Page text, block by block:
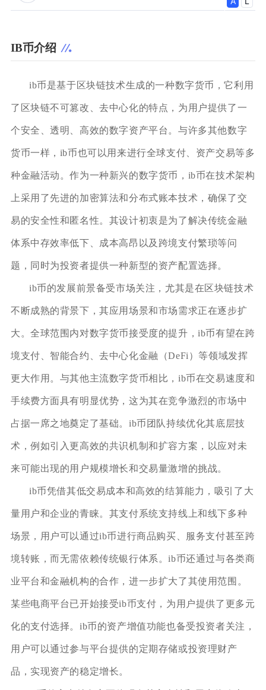
IB币介绍
ib币是基于区块链技术生成的一种数字货币，它利用
了区块链不可篡改、去中心化的特点，为用户提供了一
个安全、透明、高效的数字资产平台。与许多其他数字
货币一样，ib币也可以用来进行全球支付、资产交易等多
种金融活动。作为一种新兴的数字货币，ib币在技术架构
上采用了先进的加密算法和分布式账本技术，确保了交
易的安全性和匿名性。其设计初衷是为了解决传统金融
体系中存效率低下、成本高昂以及跨境支付繁琐等问
题，同时为投资者提供一种新型的资产配置选择。
ib币的发展前景备受市场关注，尤其是在区块链技术
不断成熟的背景下，其应用场景和市场需求正在逐步扩
大。全球范围内对数字货币接受度的提升，ib币有望在跨
境支付、智能合约、去中心化金融（DeFi）等领域发挥
更大作用。与其他主流数字货币相比，ib币在交易速度和
手续费方面具有明显优势，这为其在竞争激烈的市场中
占据一席之地奠定了基础。ib币团队持续优化其底层技
术，例如引入更高效的共识机制和扩容方案，以应对未
来可能出现的用户规模增长和交易量激增的挑战。
ib币凭借其低交易成本和高效的结算能力，吸引了大
量用户和企业的青睐。其支付系统支持线上和线下多种
场景，用户可以通过ib币进行商品购买、服务支付甚至跨
境转账，而无需依赖传统银行体系。ib币还通过与各类商
业平台和金融机构的合作，进一步扩大了其使用范围。
某些电商平台已开始接受ib币支付，为用户提供了更多元
化的支付选择。ib币的资产增值功能也备受投资者关注，
用户可以通过参与平台提供的定期存储或投资理财产
品，实现资产的稳定增长。